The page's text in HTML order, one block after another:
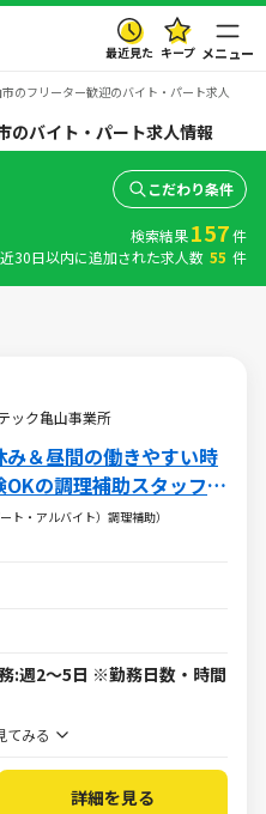
最近見た キープ メニュー
のフリーター歓迎のバイト・パート求人
のバイト・パート求人情報
ック亀山事業所
＆昼間の働きやすい時
の調理補助スタッフ募
ト・アルバイト）調理補助）
:週2～5日 ※勤務日数・時間
てみる
詳細を見る
こだわり条件
検索結果157件
30日以内に追加された求人数 55 件